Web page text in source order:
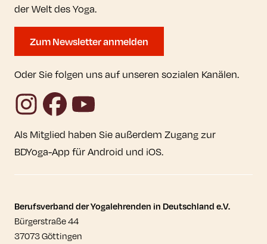
der Welt des Yoga.
Zum Newsletter anmelden
Oder Sie folgen uns auf unseren sozialen Kanälen.
InstagramFacebookYouTube
Als Mitglied haben Sie außerdem Zugang zur
BDYoga-App für Android und iOS.
Kontaktdaten und weitere Links
Berufsverband der Yogalehrenden in Deutschland e.V.
Bürgerstraße 44
37073 Göttingen